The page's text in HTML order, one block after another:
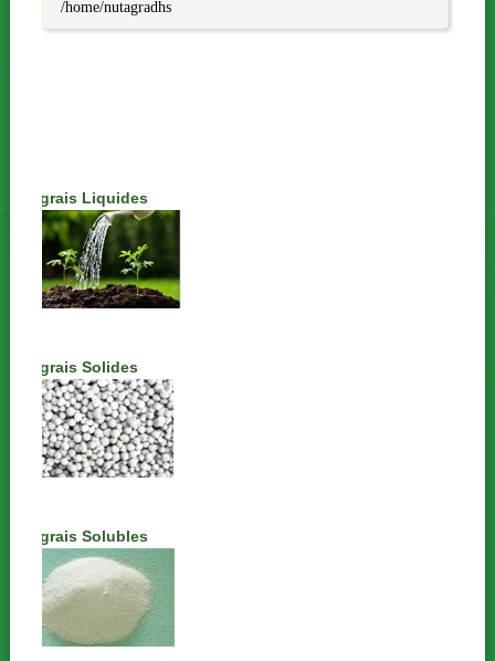
/home/nutagradhs
Engrais Liquides
Engrais Solides
Engrais Solubles